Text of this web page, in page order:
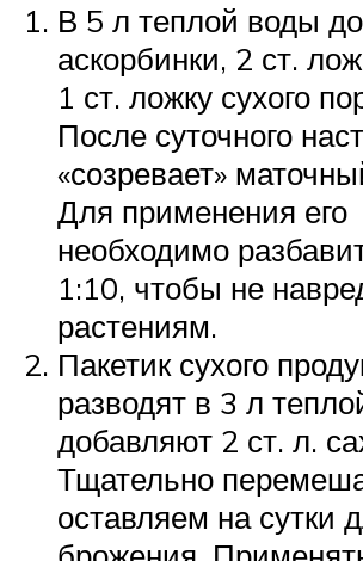
В 5 л теплой воды
аскорбинки, 2 ст.
1 ст. ложку сухого
После суточного
«созревает»
Для применения его
необходимо
1:10, чтобы не
растениям.
Пакетик сухого
разводят в 3 л
добавляют 2 ст. л.
Тщательно
оставляем на сутки